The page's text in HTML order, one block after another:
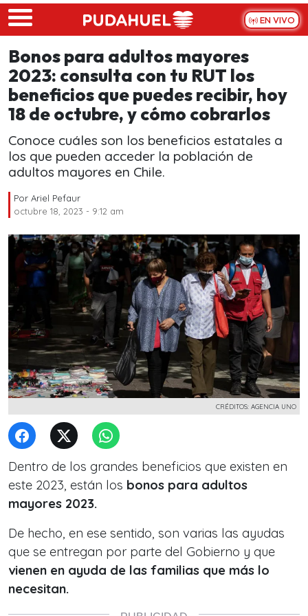
Skip to main content
EN VIVO
Bonos para adultos mayores
2023: consulta con tu RUT los
beneficios que puedes recibir, hoy
18 de octubre, y cómo cobrarlos
Conoce cuáles son los beneficios estatales a
los que pueden acceder la población de
adultos mayores en Chile.
Por Ariel Pefaur
octubre 18, 2023 - 9:12 am
CRÉDITOS: AGENCIA UNO
Dentro de los grandes beneficios que existen en
este 2023, están los bonos para adultos
mayores 2023.
De hecho, en ese sentido, son varias las ayudas
que se entregan por parte del Gobierno y que
vienen en ayuda de las familias que más lo
necesitan.